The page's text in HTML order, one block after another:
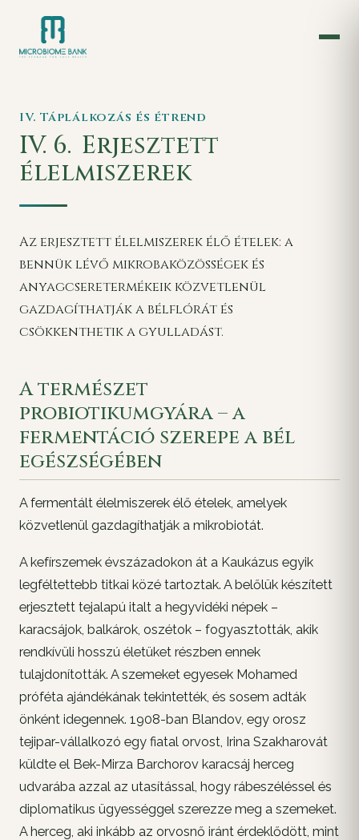
IV. Táplálkozás és étrend
IV. 6. Erjesztett
élelmiszerek
Az erjesztett élelmiszerek élő ételek: a
bennük lévő mikrobaközösségek és
anyagcseretermékeik közvetlenül
gazdagíthatják a bélflórát és
csökkenthetik a gyulladást.
A természet
probiotikumgyára – a
fermentáció szerepe a bél
egészségében
A fermentált élelmiszerek élő ételek, amelyek
közvetlenül gazdagíthatják a mikrobiotát.
A kefírszemek évszázadokon át a Kaukázus egyik
legféltettebb titkai közé tartoztak. A belőlük készített
erjesztett tejalapú italt a hegyvidéki népek –
karacsájok, balkárok, oszétok – fogyasztották, akik
rendkívüli hosszú életüket részben ennek
tulajdonították. A szemeket egyesek Mohamed
próféta ajándékának tekintették, és sosem adták
önként idegennek. 1908-ban Blandov, egy orosz
tejipar-vállalkozó egy fiatal orvost, Irina Szakharovát
küldte el Bek-Mirza Barchorov karacsáj herceg
udvarába azzal az utasítással, hogy rábeszéléssel és
diplomatikus ügyességgel szerezze meg a szemeket.
A herceg, aki inkább az orvosnő iránt érdeklődött, mint